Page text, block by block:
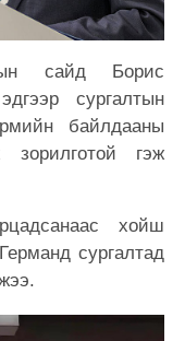
сайд Борис
сургалтын
байлдааны
зорилготой гэж
хойш
сургалтад